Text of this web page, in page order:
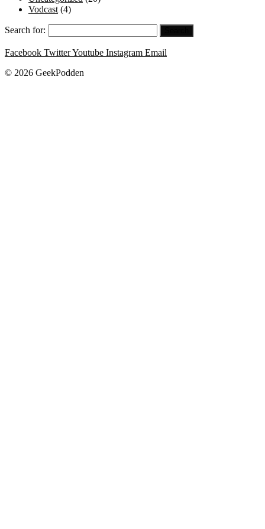
Vodcast (4)
Search for:
Facebook TwitterYoutube Instagram Email
© 2026 GeekPodden